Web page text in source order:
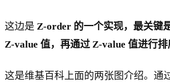
这边是 Z-order 的一个实现，最关键
Z-value 值，再通过 Z-value 值进行排
这是维基百科上面的两张图介绍。通